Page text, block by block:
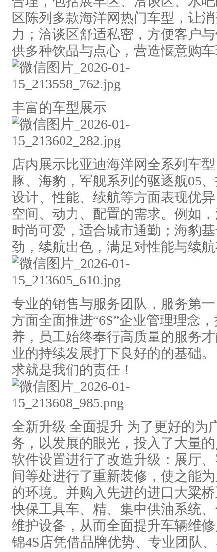
区陈列多款海洋网热门车型，让
力；洽谈区舒适私密，方便客户
供多种饮品与点心，营造惬意购
丰富的车型展示
店内展示比亚迪海洋网全系列车
豚、海豹，军舰系列的驱逐舰05
设计、性能、续航等方面表现优
空间、动力、配置的需求。例如
时尚可爱，适合城市通勤；海豹
劲，续航出色，满足对性能与续
专业的销售与服务团队，服务第
方面全面推进“6S”企业管理理念
养，员工始终奉行高质量的服务
业的持续发展打下良好的的基础
求就是我们的责任！
全新升级 全面提升 为了更好的为
务，以发展的眼光，投入了大量
软件设置进行了改造升级：展厅
间等处进行了重新装修，使之能
的环境。并购入先进的进口大粱
快保工具车、精、集中供油系统
维护设备，从而全面提升车辆维
锦4S店凭借品牌优势、专业团队